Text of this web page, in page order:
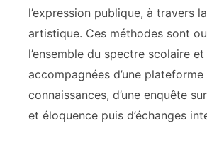
l’expression publique, à travers
artistique. Ces méthodes sont
l’ensemble du spectre scolaire
accompagnées d’une
connaissances, d’une enquête
et éloquence puis d’échanges